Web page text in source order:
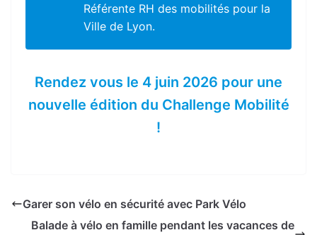
Référente RH des mobilités pour la
Ville de Lyon.
Rendez vous le 4 juin 2026 pour une
nouvelle édition du Challenge Mobilité
!
Garer son vélo en sécurité avec Park Vélo
Balade à vélo en famille pendant les vacances de